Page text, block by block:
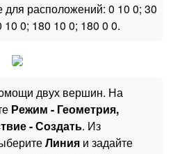
расположений: 0 10 0; 30
0; 180 10 0; 180 0 0.
двух вершин. На
Режим - Геометрия,
- Создать. Из
Линия и задайте